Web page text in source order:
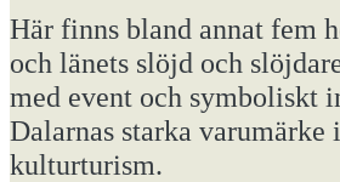
Här finns bland annat fem
och länets slöjd och
med event och symboliskt
Dalarnas starka varumärke
kulturturism.